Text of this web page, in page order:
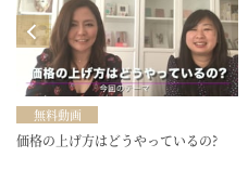
無料動画
価格の上げ方はどうやっているの?